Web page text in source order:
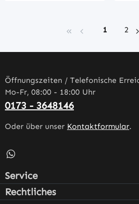
Seite
1 Seite
2
Öffnungszeiten / Telefonische
Mo-Fr, 08:00 - 18:00 Uhr
0173 - 3648146
Oder über unser Kontaktformular.
Schreib uns auf WhatsApp –
Service
Rechtliches